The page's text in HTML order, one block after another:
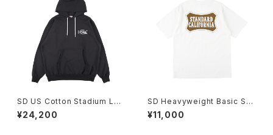
SD US Cotton Stadium Log
o Hood Sweat
¥24,200
SD Heavyweight Basic Shi
eld Logo T
¥11,000